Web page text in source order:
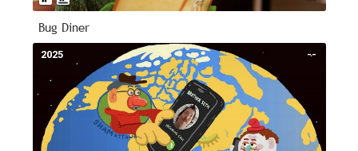
Bug Diner
--
2025